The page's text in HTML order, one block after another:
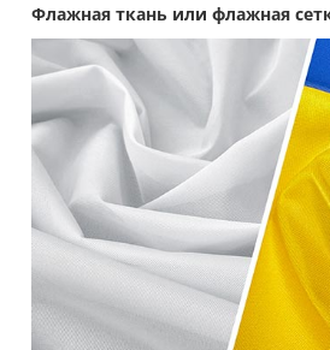
Флажная ткань или флажная